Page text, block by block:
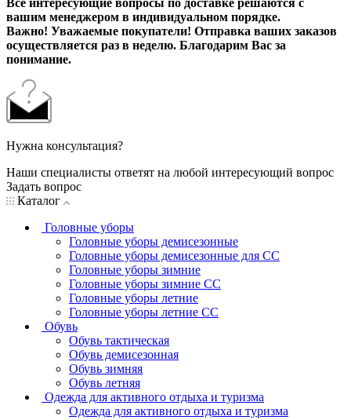
Все интересующие вопросы по доставке решаются с
вашим менеджером в индивидуальном порядке.
Важно! Уважаемые покупатели! Отправка ваших заказов
осуществляется раз в неделю. Благодарим Вас за
понимание.
Нужна консультация?
Наши специалисты ответят на любой интересующий вопрос
Задать вопрос
Каталог
Головные уборы
Головные уборы демисезонные
Головные уборы демисезонные для СС
Головные уборы зимние
Головные уборы зимние СС
Головные уборы летние
Головные уборы летние СС
Обувь
Обувь тактическая
Обувь демисезонная
Обувь зимняя
Обувь летняя
Одежда для активного отдыха и туризма
Одежда для активного отдыха и туризма